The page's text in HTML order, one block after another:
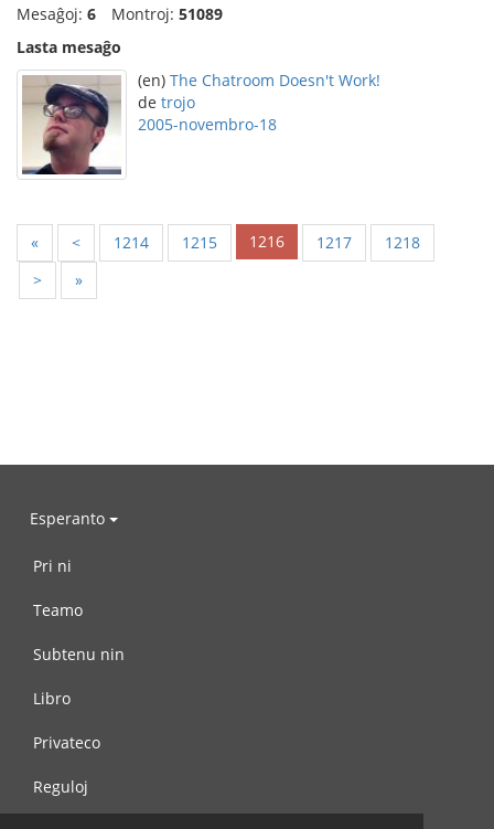
Mesaĝoj: 6 Montroj: 51089
Lasta mesaĝo
(en) The Chatroom Doesn't Work!
de trojo
2005-novembro-18
« < 1214 1215 1216 1217
1218
>
»
Esperanto
Pri ni
Teamo
Subtenu nin
Libro
Privateco
Reguloj